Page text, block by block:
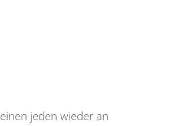
einen jeden wieder an